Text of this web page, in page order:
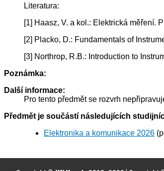
Literatura:
[1] Haasz, V. a kol.: Elektrická měření.
[2] Placko, D.: Fundamentals of
[3] Northrop, R.B.: Introduction to
Poznámka:
Další informace:
Pro tento předmět se rozvrh
Předmět je součástí následujících
Elektronika a komunikace 2026